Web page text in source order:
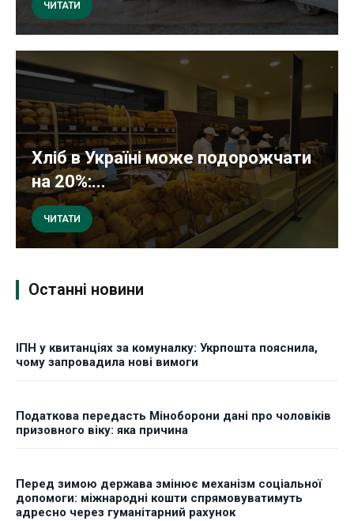
ЧИТАТИ
Хліб в Україні може подорожчати
на 20%:...
ЧИТАТИ
Останні новини
ІПН у квитанціях за комуналку: Укрпошта пояснила,
чому запровадила нові вимоги
Податкова передасть Міноборони дані про чоловіків
призовного віку: яка причина
Перед зимою держава змінює механізм соціальної
допомоги: міжнародні кошти спрямовуватимуть
адресно через гуманітарний рахунок